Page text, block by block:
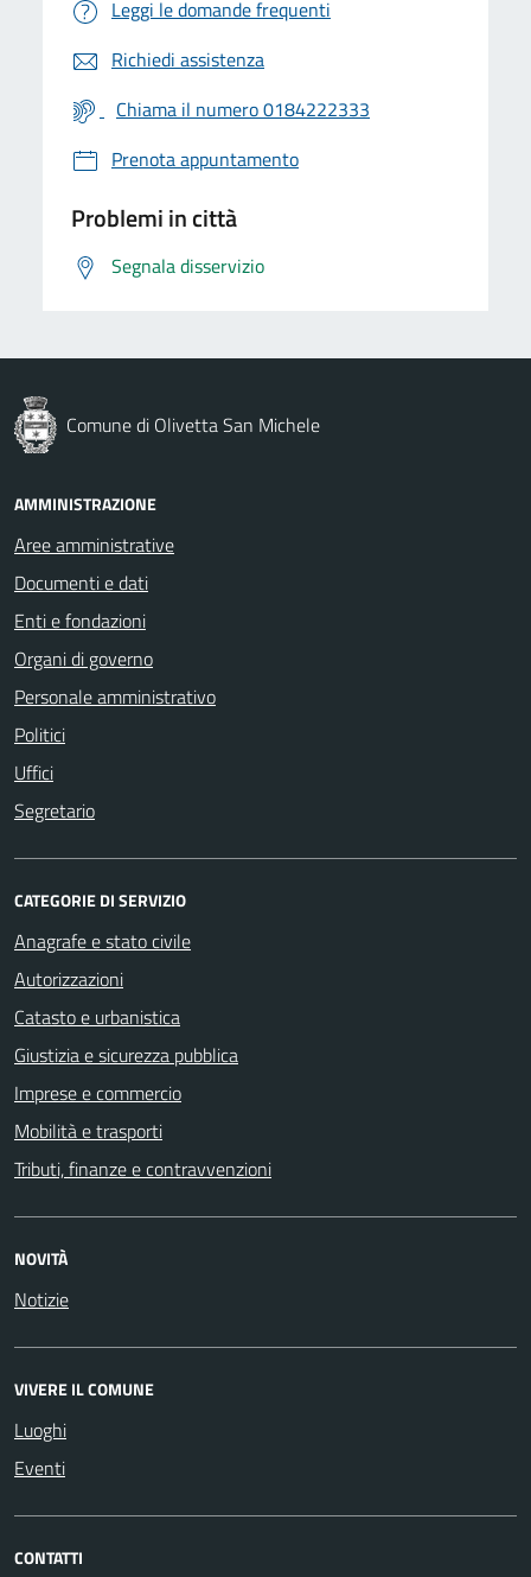
Leggi le domande frequenti
Richiedi assistenza
Chiama il numero 0184222333
Prenota appuntamento
Problemi in città
Segnala disservizio
Comune di Olivetta San Michele
AMMINISTRAZIONE
Aree amministrative
Documenti e dati
Enti e fondazioni
Organi di governo
Personale amministrativo
Politici
Uffici
Segretario
CATEGORIE DI SERVIZIO
Anagrafe e stato civile
Autorizzazioni
Catasto e urbanistica
Giustizia e sicurezza pubblica
Imprese e commercio
Mobilità e trasporti
Tributi, finanze e contravvenzioni
NOVITÀ
Notizie
VIVERE IL COMUNE
Luoghi
Eventi
CONTATTI